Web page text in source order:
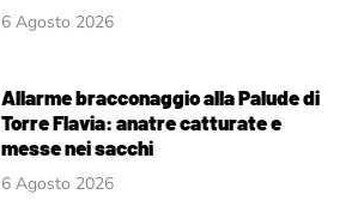
6 Agosto 2026
Allarme bracconaggio alla Palude di
Torre Flavia: anatre catturate e
messe nei sacchi
6 Agosto 2026